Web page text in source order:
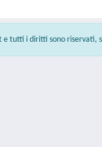
tutti i diritti sono riservati,